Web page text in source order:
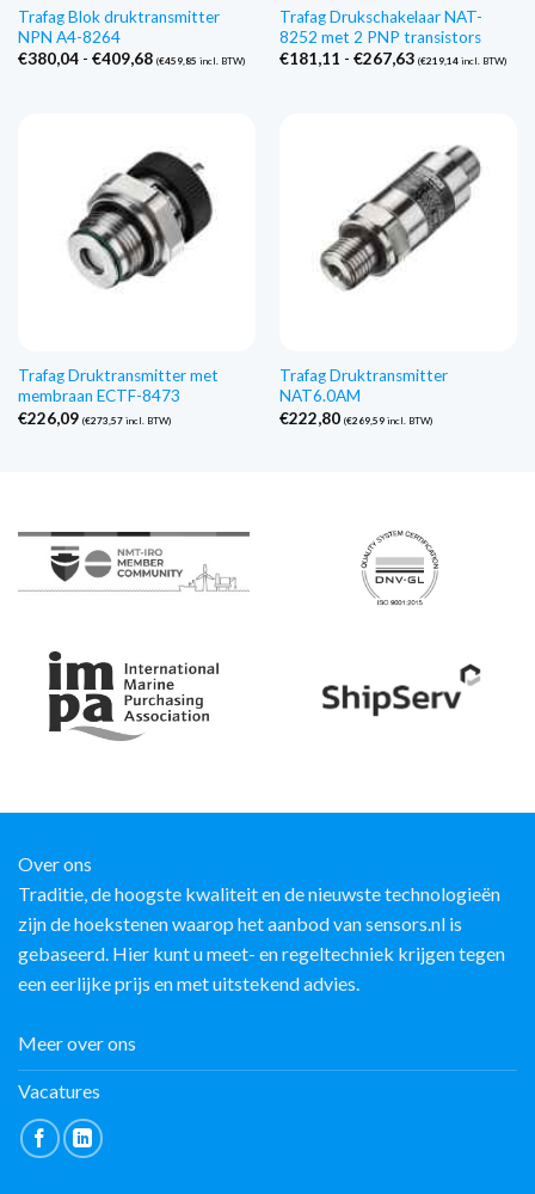
Trafag Blok druktransmitter
NPN A4-8264
€380,04 - €409,68Prijsklasse:
(€459,85 incl. BTW)
Trafag Drukschakelaar NAT-
8252 met 2 PNP transistors
€181,11 - €267,63Prijsklasse:
(€219,14incl. BTW)
Trafag Druktransmitter met
membraan ECTF-8473
€226,09 (€273,57incl. BTW)
Trafag Druktransmitter
NAT6.0AM
€222,80 (€269,59incl. BTW)
Over ons
Traditie, de hoogste kwaliteit en de nieuwste technologieën
zijn de hoekstenen waarop het aanbod van sensors.nl is
gebaseerd. Hier kunt u meet- en regeltechniek krijgen tegen
een eerlijke prijs en met uitstekend advies.
Meer over ons
Vacatures